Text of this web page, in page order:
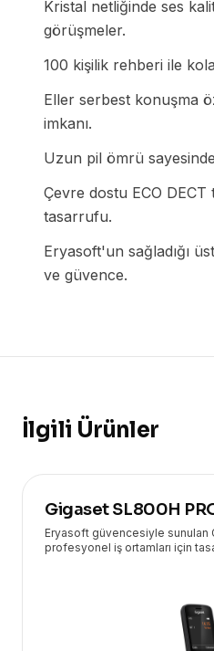
Kristal netliğinde ses
görüşmeler.
100 kişilik rehberi ile
Eller serbest konuşma
imkanı.
Uzun pil ömrü
Çevre dostu ECO DECT
tasarrufu.
Eryasoft'un sağladığı
ve güvence.
İlgili Ürünler
Gigaset SL800H
Eryasoft güvencesiyle sunulan
profesyonel iş ortamları için